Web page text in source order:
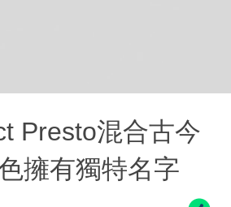
Presto混合古今
擁有獨特名字